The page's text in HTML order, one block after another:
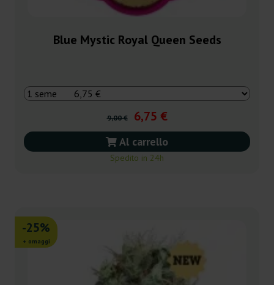
Blue Mystic Royal Queen Seeds
9,00 € 6,75 €
Al carrello
Spedito in 24h
-25%
+ omaggi